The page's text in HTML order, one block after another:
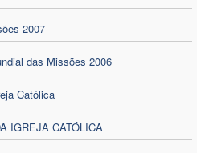
2007
das Missões 2006
Católica
IGREJA CATÓLICA